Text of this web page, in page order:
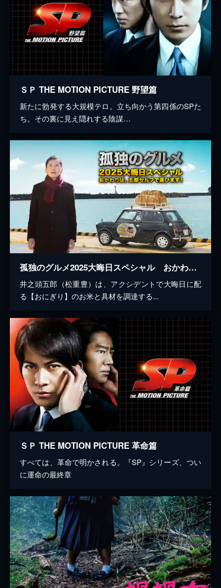
ＳＰ THE MOTION PICTURE 野望篇
新たに勃発する大規模テロ。立ち向かう第四係のSPた
ち。その裏に見え隠れする陰謀…
孤独のグルメ2025大晦日スペシャル おかわりは、五郎セルフで運びます！
井之頭五郎（松重豊）は、アクシデントで大晦日に配
る【おにぎり】のお米と具材を調達する...
ＳＰ THE MOTION PICTURE 革命篇
すべては、革命で明かされる。『SP』シリーズ、つい
に運命の最終章